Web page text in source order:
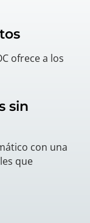
ofrece a los
sin
con una
que